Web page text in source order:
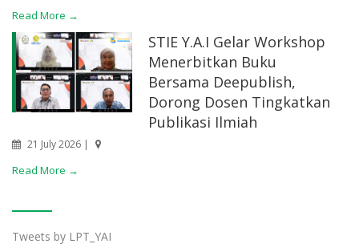
Read More →
STIE Y.A.I Gelar Workshop
Menerbitkan Buku
Bersama Deepublish,
Dorong Dosen Tingkatkan
Publikasi Ilmiah
21 July 2026 |
Read More →
Tweets by LPT_YAI